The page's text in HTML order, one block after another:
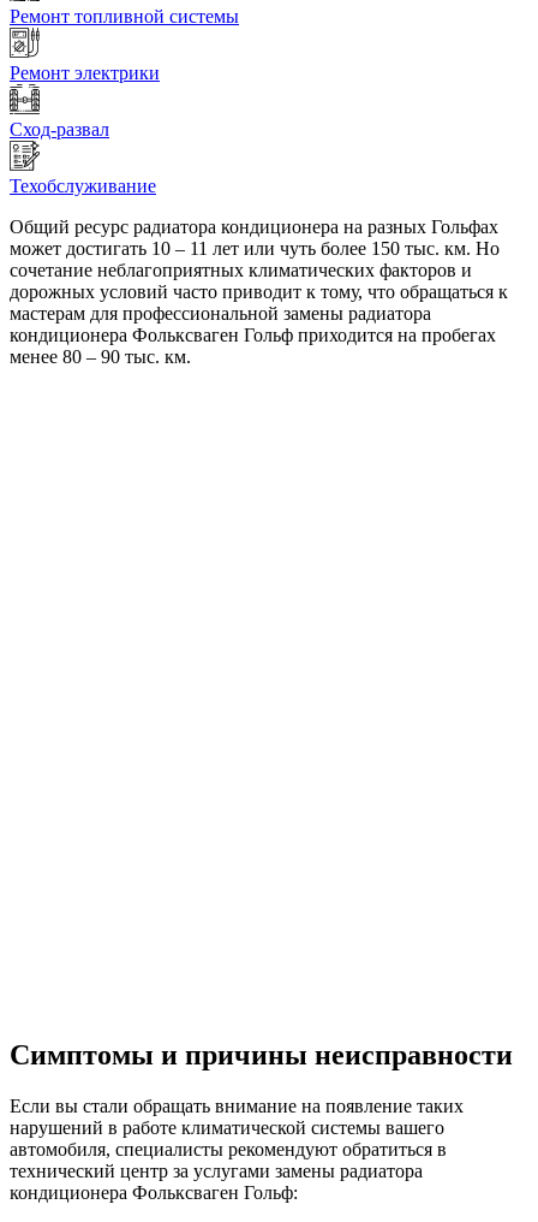
Ремонт топливной системы
Ремонт электрики
Сход-развал
Техобслуживание
Общий ресурс радиатора кондиционера на разных Гольфах
может достигать 10 – 11 лет или чуть более 150 тыс. км. Но
сочетание неблагоприятных климатических факторов и
дорожных условий часто приводит к тому, что обращаться к
мастерам для профессиональной замены радиатора
кондиционера Фольксваген Гольф приходится на пробегах
менее 80 – 90 тыс. км.
Симптомы и причины неисправности
Если вы стали обращать внимание на появление таких
нарушений в работе климатической системы вашего
автомобиля, специалисты рекомендуют обратиться в
технический центр за услугами замены радиатора
кондиционера Фольксваген Гольф: